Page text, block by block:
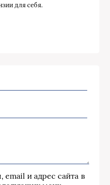
для себя.
email и адрес сайта в